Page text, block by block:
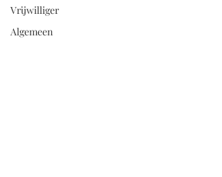
Vrijwilliger
Algemeen